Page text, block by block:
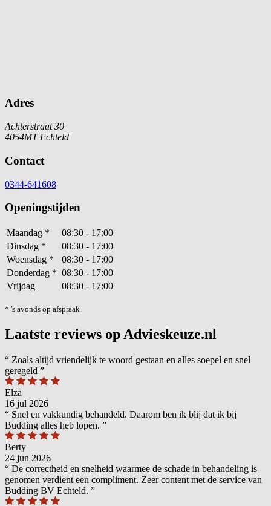
Adres
Achterstraat 30
4054MT Echteld
Contact
0344-641608
Openingstijden
Maandag *
08:30 - 17:00
Dinsdag *
08:30 - 17:00
Woensdag *
08:30 - 17:00
Donderdag * 08:30 - 17:00
Vrijdag
08:30 - 17:00
* 's avonds op afspraak
Laatste reviews op Advieskeuze.nl
“ Zoals altijd vriendelijk te woord gestaan en alles soepel en snel
geregeld ”
Elza
16 jul 2026
“ Snel en vakkundig behandeld. Daarom ben ik blij dat ik bij
Budding alles heb lopen. ”
Berty
24 jun 2026
“ De correctheid en snelheid waarmee de schade in behandeling is
genomen verdient een compliment. Zeer content met de service van
Budding BV Echteld. ”